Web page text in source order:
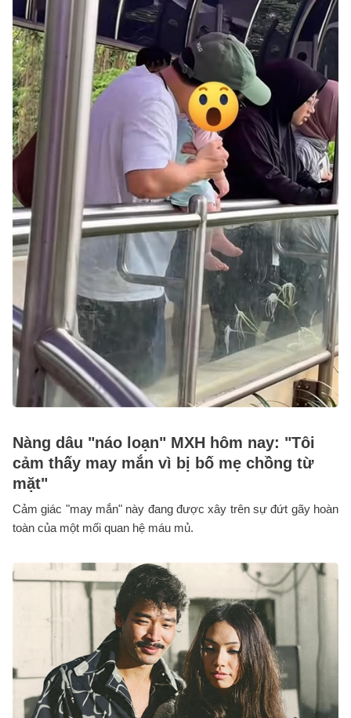
Nàng dâu "náo loạn" MXH hôm nay: "Tôi
cảm thấy may mắn vì bị bố mẹ chồng từ
mặt"
Cảm giác "may mắn" này đang được xây trên sự đứt gãy hoàn
toàn của một mối quan hệ máu mủ.